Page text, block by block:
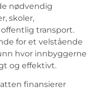
nødvendig
​skoler,⁢
⁢transport.
for⁣ et⁢ velstående
hvor ‍innbyggerne⁤
og effektivt.
finansierer